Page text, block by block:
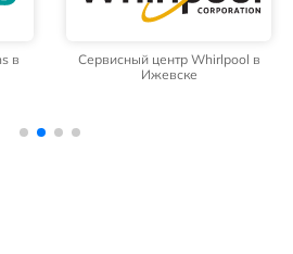
в
Сервисный центр Whirlpool в
Ижевске